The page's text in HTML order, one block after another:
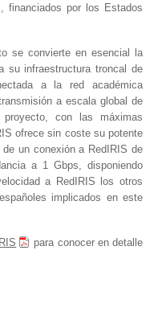
financiados por los Estados
se convierte en esencial la
su infraestructura troncal de
a la red académica
a escala global de
con las máximas
ofrece sin coste su potente
un conexión a RedIRIS de
a 1 Gbps, disponiendo
a RedIRIS los otros
implicados en este
para conocer en detalle